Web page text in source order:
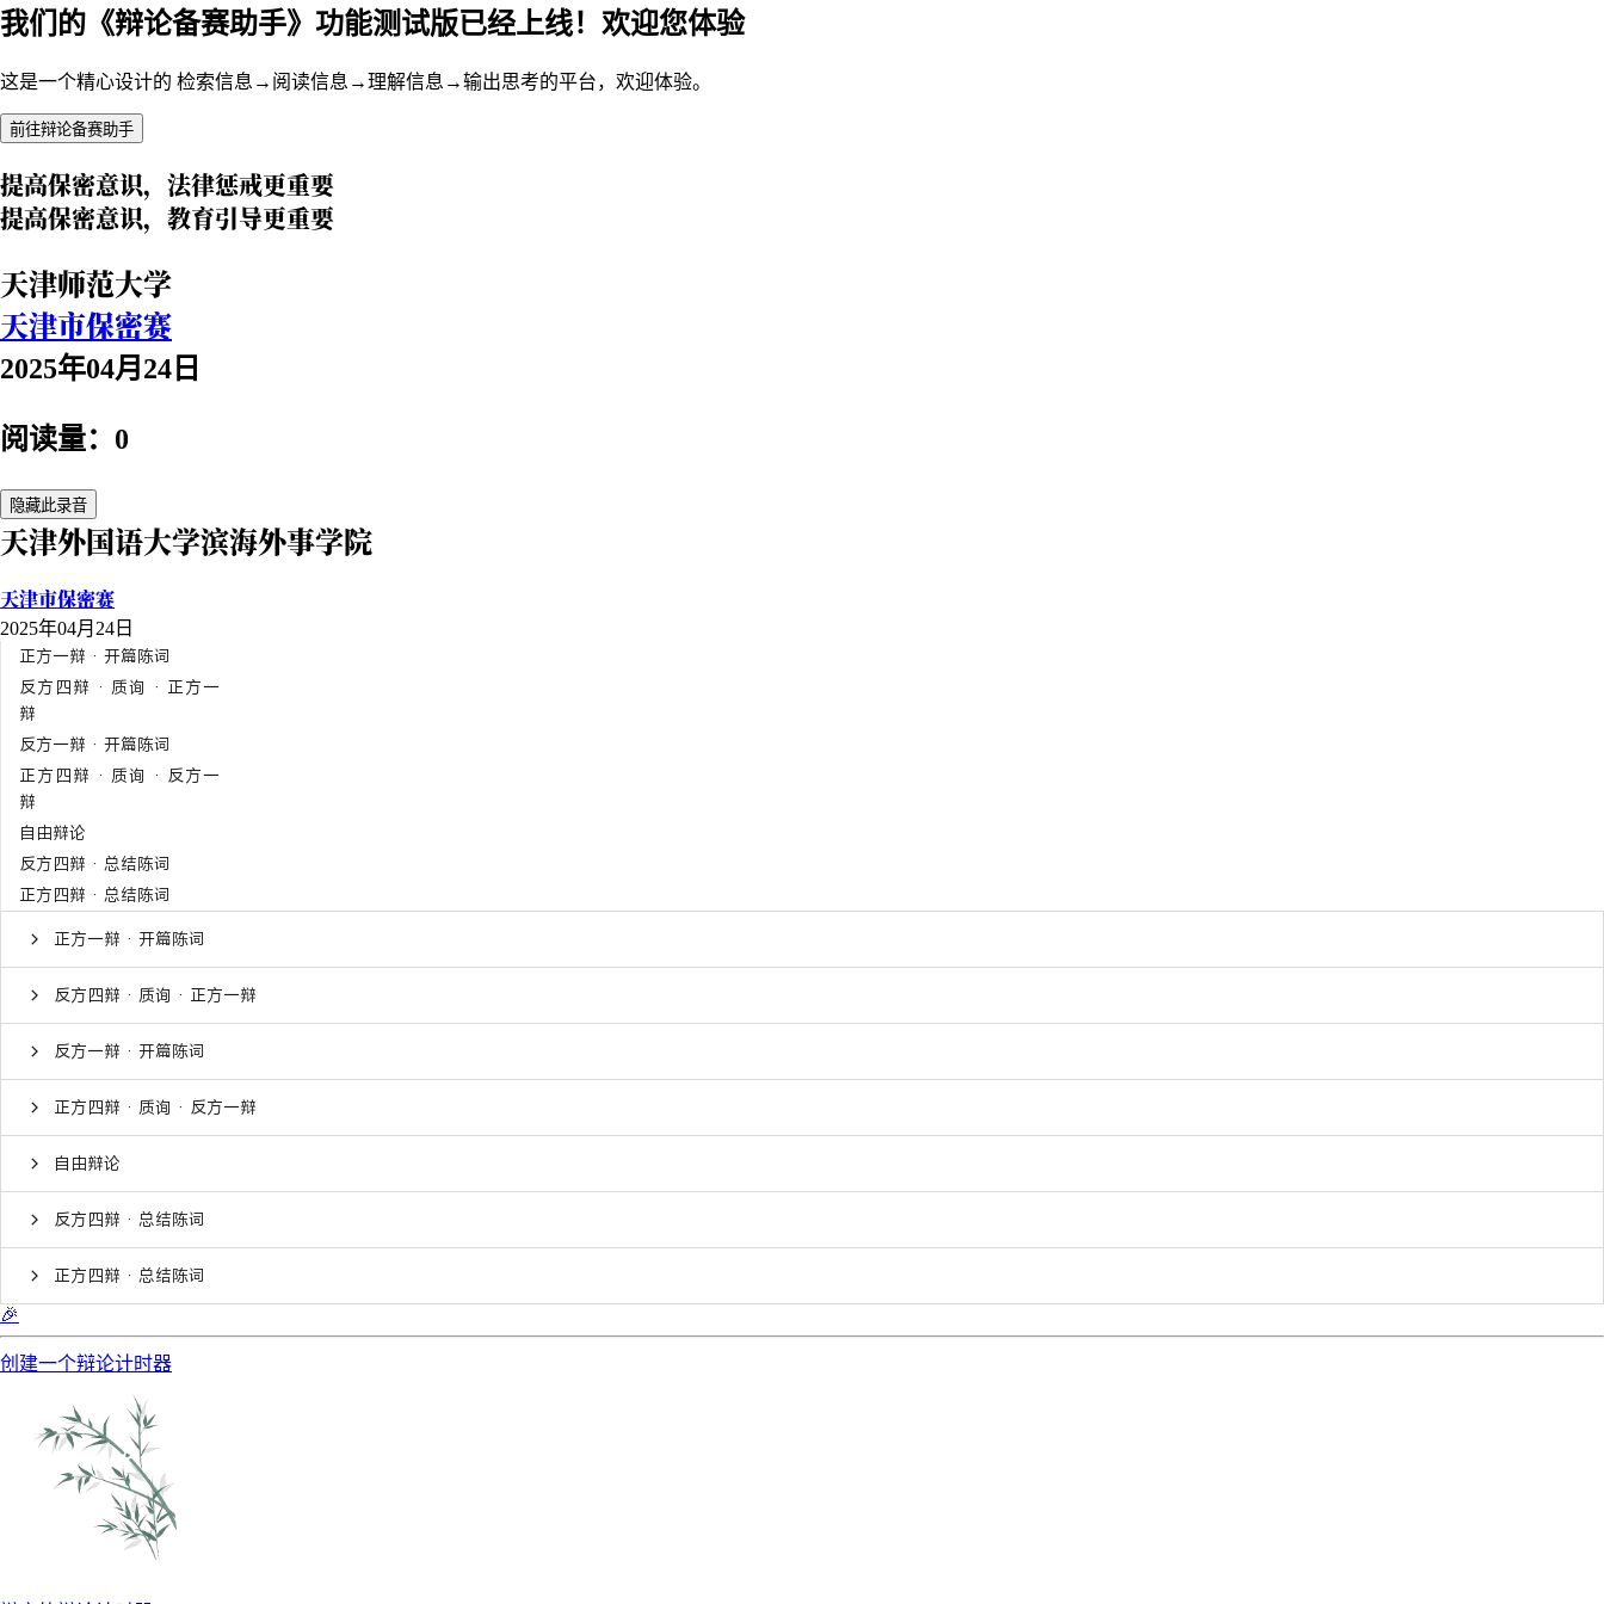
我们的《辩论备赛助手》功能测试版已经上线！欢迎您体验
这是一个精心设计的 检索信息→阅读信息→理解信息→输出思考的平台，欢迎体验。
前往辩论备赛助手
提高保密意识，法律惩戒更重要
提高保密意识，教育引导更重要
天津师范大学
天津市保密赛
2025年04月24日
阅读量：0
隐藏此录音
天津外国语大学滨海外事学院
天津市保密赛
2025年04月24日
正方一辩 · 开篇陈词
反方四辩 · 质询 · 正方一
辩
反方一辩 · 开篇陈词
正方四辩 · 质询 · 反方一
辩
自由辩论
反方四辩 · 总结陈词
正方四辩 · 总结陈词
正方一辩 · 开篇陈词
反方四辩 · 质询 · 正方一辩
反方一辩 · 开篇陈词
正方四辩 · 质询 · 反方一辩
自由辩论
反方四辩 · 总结陈词
正方四辩 · 总结陈词
🎉
创建一个辩论计时器